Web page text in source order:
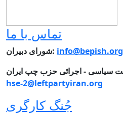
تماس با ما
شورای دبیران: info@bepish.org
hse-2@leftpartyiran.org
جُنگ کارگری